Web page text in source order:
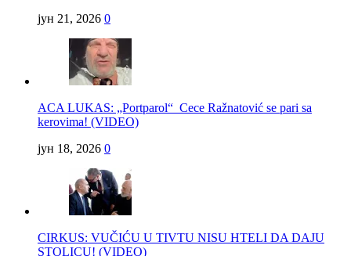
јун 21, 2026 0
ACA LUKAS: „Portparol“ Cece Ražnatović se pari sa
kerovima! (VIDEO)
јун 18, 2026 0
CIRKUS: VUČIĆU U TIVTU NISU HTELI DA DAJU
STOLICU! (VIDEO)